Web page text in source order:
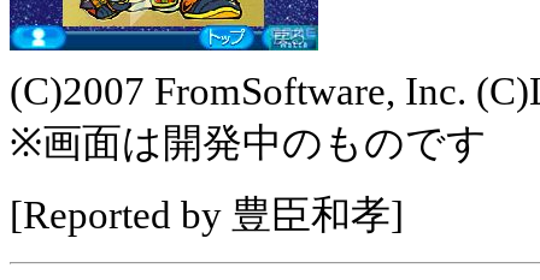
(C)2007 FromSoftware, Inc.
※画面は開発中のものです
[Reported by 豊臣和孝]